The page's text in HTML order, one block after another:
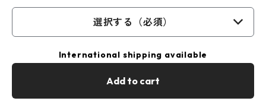
選択する（必須）
International shipping available
Add to cart